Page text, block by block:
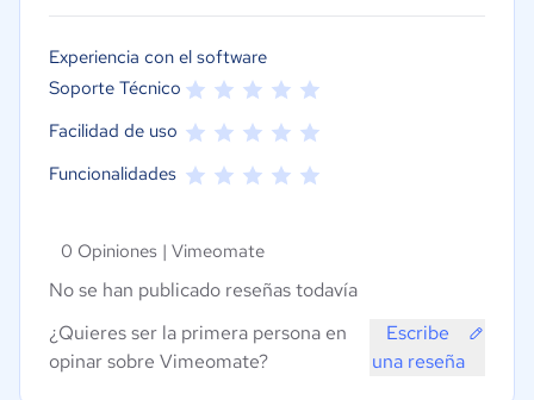
Experiencia con el software
Soporte Técnico
Facilidad de uso
Funcionalidades
0 Opiniones | Vimeomate
No se han publicado reseñas todavía
¿Quieres ser la primera persona en
opinar sobre Vimeomate?
Escribe
una reseña